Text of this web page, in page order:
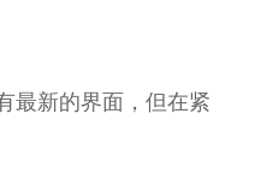
最新的界面，但在紧